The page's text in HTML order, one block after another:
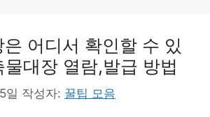
어디서 확인할 수 있
물대장 열람,발급 방법
일 작성자: 꿀팁 모음